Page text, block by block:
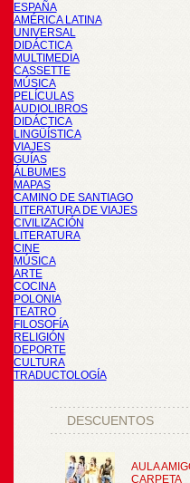
ESPAÑA
AMÉRICA LATINA
UNIVERSAL
DIDÁCTICA
MULTIMEDIA
CASSETTE
MÚSICA
PELÍCULAS
AUDIOLIBROS
DIDÁCTICA
LINGÜÍSTICA
VIAJES
GUÍAS
ÁLBUMES
MAPAS
CAMINO DE SANTIAGO
LITERATURA DE VIAJES
CIVILIZACIÓN
LITERATURA
CINE
MÚSICA
ARTE
COCINA
POLONIA
TEATRO
FILOSOFÍA
RELIGIÓN
DEPORTE
CULTURA
TRADUCTOLOGÍA
DESCUENTOS
AULA
CARPETA